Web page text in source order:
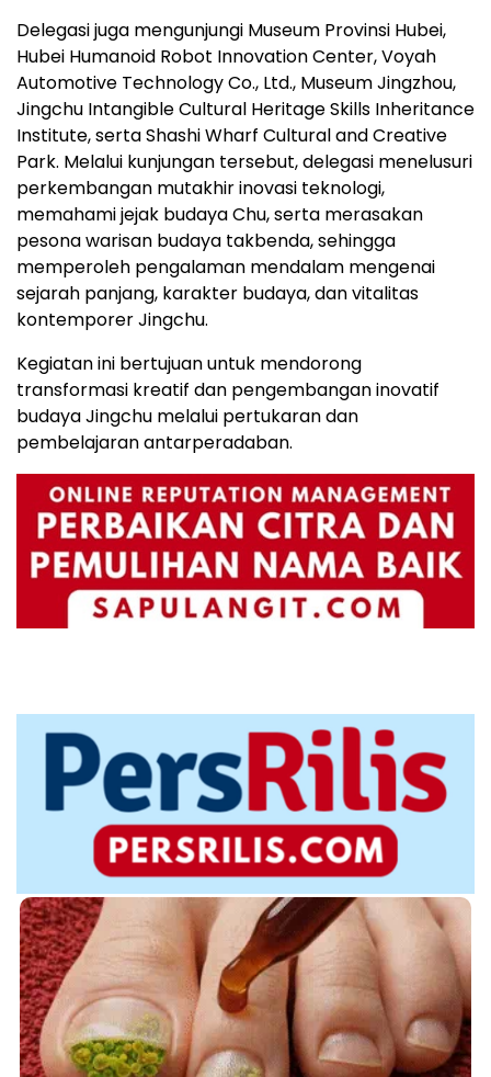
Delegasi juga mengunjungi Museum Provinsi Hubei,
Hubei Humanoid Robot Innovation Center, Voyah
Automotive Technology Co., Ltd., Museum Jingzhou,
Jingchu Intangible Cultural Heritage Skills Inheritance
Institute, serta Shashi Wharf Cultural and Creative
Park. Melalui kunjungan tersebut, delegasi menelusuri
perkembangan mutakhir inovasi teknologi,
memahami jejak budaya Chu, serta merasakan
pesona warisan budaya takbenda, sehingga
memperoleh pengalaman mendalam mengenai
sejarah panjang, karakter budaya, dan vitalitas
kontemporer Jingchu.
Kegiatan ini bertujuan untuk mendorong
transformasi kreatif dan pengembangan inovatif
budaya Jingchu melalui pertukaran dan
pembelajaran antarperadaban.